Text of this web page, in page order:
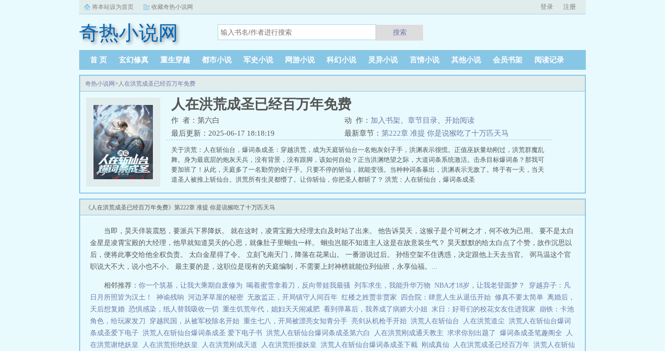
将本站设为首页 收藏奇热小说网 登录 注册
奇热小说网 搜索
首 页 玄幻修真 重生穿越 都市小说 军史小说 网游小说 科幻小说 灵异小说 言情小说 其他小说 会员书架 阅读记录
奇热小说网> 人在洪荒成圣已经百万年免费
人在洪荒成圣已经百万年免费
作 者：第六白 动 作： 加入书架 章节目录
开始阅读
最后更新：2025-06-17 18:18:19
最新章节： 第222章 准提 你是说猴吃了十万匹天马
关于洪荒：人在斩仙台，爆词条成圣：穿越洪荒，成为天庭斩仙台一名炮灰刽子手，洪渊表示很慌。正值巫妖量劫刚过，洪荒群魔乱
舞。身为最底层的炮灰天兵，没有背景，没有跟脚，该如何自处？正当洪渊绝望之际，大道词条系统激活。击杀目标爆词条？那我可
要加班了！从此，天庭多了一名勤劳的刽子手。只要不停的斩仙，就能变强。当种种词条暴出，洪渊表示无敌了。终于有一天，当天
道圣人被推上斩仙台。洪荒所有生灵都懵了。让你斩仙，你把圣人都斩了？ 洪荒：人在斩仙台，爆词条成圣
《人在洪荒成圣已经百万年免费》第222章 准提 你是说猴吃了十万匹天马
当即，昊天佯装震怒，要派兵下界降妖。 就在这时，凌霄宝殿大经理太白及时站了出来。 他告诉昊天，这猴子是个可树之才，何不收为己用。 要不是太白
金星是凌霄宝殿的大经理，他早就知道昊天的心思，就像肚子里蛔虫一样。 蛔虫岂能不知道主人这是在故意装生气？ 昊天默默的给太白点了个赞，故作沉思以
后，便将此事交给他全权负责。 太白金星得了令。 立刻飞南天门，降落在花果山。 一番游说过后。 孙悟空架不住诱惑，决定跟他上天去当官。 弼马温这个官
职说大不大，说小也不小。 最主要的是，这职位是现有的天庭编制，不需要上封神榜就能位列仙班，永享仙福。...
相邻推荐： 你一个筑基，让我大乘期自废修为 喝着蜜雪拿着刀，反向带娃我最骚 列车求生，我能升华万物 NBA才18岁，让我老登圆梦？
穿越弃子：凡
日月所照皆为汉土！
神谕残响 河边茅草屋的秘密 无敌监正，开局镇守人间百年 红楼之姓贾非贾家 四合院：肆意人生从退伍开始 修真不要太简单 离婚后，
天后想复婚 恐惧感染，纸人替我吸收一切 重生饥荒年代，媳妇天天闹减肥 看到弹幕后，我养成了病娇大小姐 末日：好哥们的校花女友住进我家
崩铁：卡池
角色，给玩家发刀
穿越民国，从被军校除名开始 重生七八，开局被漂亮女知青分手 亮剑从机枪手开始 洪荒人在斩仙台 人在洪荒道尘 洪荒人在斩仙台爆词
条成圣爱下电子 洪荒人在斩仙台爆词条成圣 爱下电子书 洪荒人在斩仙台爆词条成圣第六白 人在洪荒刚成通天教主 求求你别出题了 爆词条成圣笔趣阁全
人
在洪荒谢绝妖皇
人在洪荒拒绝妖皇 人在洪荒刚成天道 人在洪荒拒接妖皇 洪荒人在斩仙台爆词条成圣下截 刚成真仙 人在洪荒成圣已经百万年 洪荒人在斩仙